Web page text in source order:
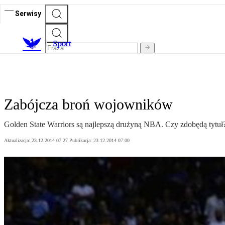
Serwisy
Sport
Zabójcza broń wojowników
Golden State Warriors są najlepszą drużyną NBA. Czy zdobędą
Aktualizacja: 23.12.2014 07:27 Publikacja: 23.12.2014 07:00